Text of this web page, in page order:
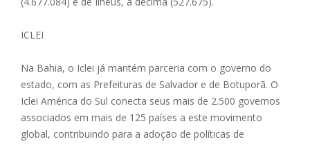
ICLEI
Na Bahia, o Iclei já mantém parceria com o governo do
estado, com as Prefeituras de Salvador e de Botuporã. O
Iclei América do Sul conecta seus mais de 2.500 governos
associados em mais de 125 países a este movimento
global, contribuindo para a adoção de políticas de